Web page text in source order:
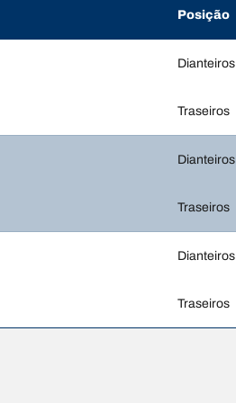
Posição
Dianteiros
Traseiros
Dianteiros
Traseiros
Dianteiros
Traseiros